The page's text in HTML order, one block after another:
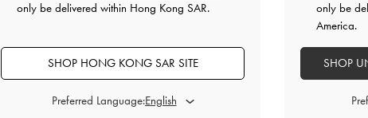
在無損條款4(i)之普遍情形下，除非已事先取得CHARLES &
抓取或其他任何技術（包含未來可用之技術）再製、展示或在
容或第三方使用者內容。
所有本網站之內容版權皆為CHARLES & KEITH或該內容或軟體
使用某些本網站內容可能必須遵守附加終端使用者許可協議。
only be delivered within Hong Kong SAR.
SHOP HONG KONG SAR SITE
Preferred Language:
only be
America.
SHOP